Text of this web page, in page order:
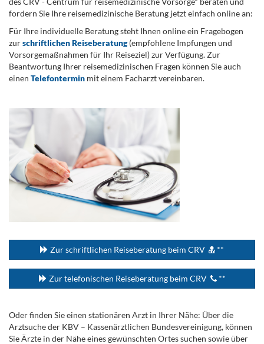
fordern Sie Ihre reisemedizinische Beratung jetzt einfach online an:
Für Ihre individuelle Beratung steht Ihnen online ein Fragebogen
zurschriftlichen Reiseberatung(empfohlene Impfungen und
Vorsorgemaßnahmen für Ihr Reiseziel) zur Verfügung. Zur
Beantwortung Ihrer reisemedizinischen Fragen können Sie auch
einen Telefontermin mit einem Facharzt vereinbaren.
Zur schriftlichen Reiseberatung beim CRV **
Zur telefonischen Reiseberatung beim CRV **
Oder finden Sie einen stationären Arzt in Ihrer Nähe: Über die
Arztsuche der KBV – Kassenärztlichen Bundesvereinigung, können
Sie Ärzte in der Nähe eines gewünschten Ortes suchen sowie über